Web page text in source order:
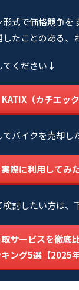
式で価格競争
たことのある、
てください↓
KATIX（カチエック
バイクを売却
実際に利用してみ
討したい方は、
サービスを徹底
ング5選【2025年